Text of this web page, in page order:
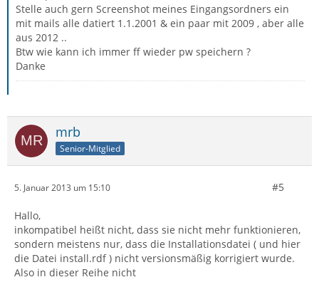
Stelle auch gern Screenshot meines Eingangsordners ein
mit mails alle datiert 1.1.2001 & ein paar mit 2009 , aber alle
aus 2012 ..
Btw wie kann ich immer ff wieder pw speichern ?
Danke
mrb
Senior-Mitglied
5. Januar 2013 um 15:10 #5
Hallo,
inkompatibel heißt nicht, dass sie nicht mehr funktionieren,
sondern meistens nur, dass die Installationsdatei ( und hier
die Datei install.rdf ) nicht versionsmäßig korrigiert wurde.
Also in dieser Reihe nicht